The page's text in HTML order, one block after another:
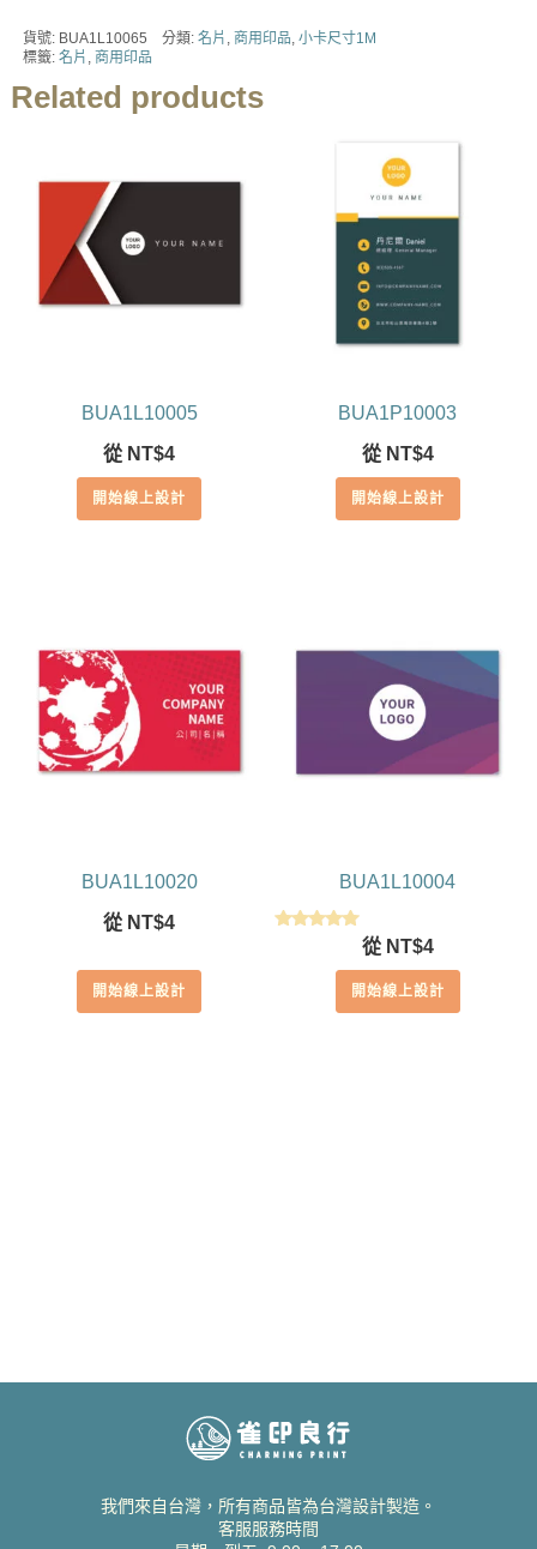
貨號: BUA1L10065 分類: 名片 商用印品 小卡尺寸1M
標籤: 名片 商用印品
Related products
BUA1L10005
從 NT$4
開始線上設計
BUA1P10003
從 NT$4
開始線上設計
BUA1L10020
從 NT$4
開始線上設計
BUA1L10004
滿分 5
從 NT$4
開始線上設計
我們來自台灣，所有商品皆為台灣設計製造。
客服服務時間